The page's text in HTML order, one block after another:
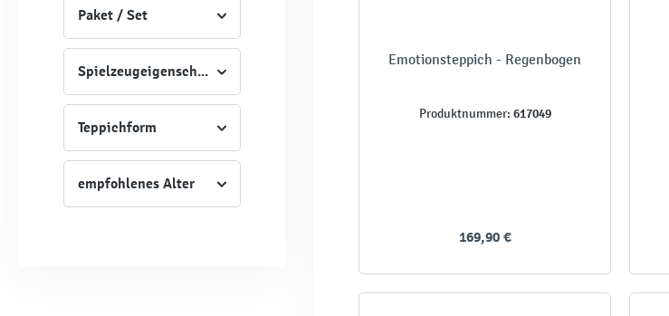
Paket / Set
Spielzeugeigenschaft
Teppichform
empfohlenes Alter
Emotionsteppich - Regenbogen
Produktnummer: 617049
169,90 €